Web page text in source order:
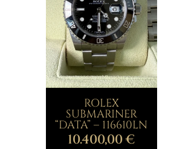
ROLEX
SUBMARINER
“DATA” – 116610LN
10.400,00€